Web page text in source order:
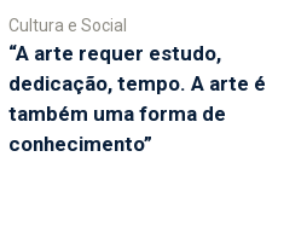
Cultura e Social
“A arte requer estudo,
dedicação, tempo. A arte é
também uma forma de
conhecimento”